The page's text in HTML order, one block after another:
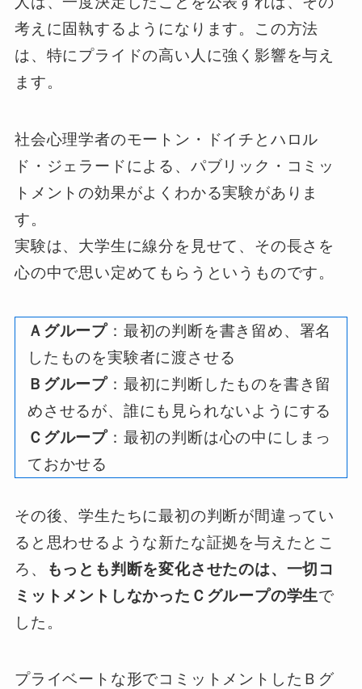
考えに固執するようになります。この方法
は、特にプライドの高い人に強く影響を与え
ます。
社会心理学者のモートン・ドイチとハロル
ド・ジェラードによる、パブリック・コミッ
トメントの効果がよくわかる実験がありま
す。
実験は、大学生に線分を見せて、その長さを
心の中で思い定めてもらうというものです。
Ａグループ：最初の判断を書き留め、署名
したものを実験者に渡させる
Ｂグループ：最初に判断したものを書き留
めさせるが、誰にも見られないようにする
Ｃグループ：最初の判断は心の中にしまっ
ておかせる
その後、学生たちに最初の判断が間違ってい
ると思わせるような新たな証拠を与えたとこ
ろ、
もっとも判断を変化させたのは、一切コ
ミットメントしなかったＣグループの学生で
した。
プライベートな形でコミットメントしたＢグ